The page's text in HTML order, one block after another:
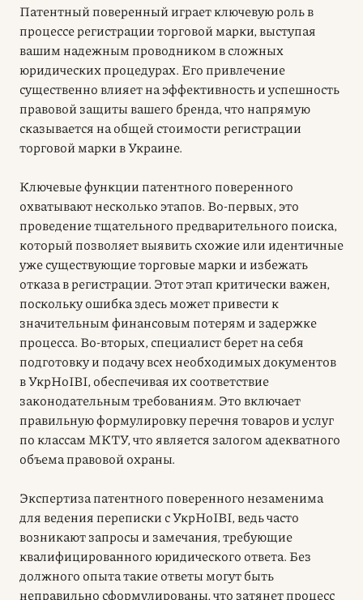
Патентный поверенный играет ключевую роль в
процессе регистрации торговой марки, выступая
вашим надежным проводником в сложных
юридических процедурах. Его привлечение
существенно влияет на эффективность и успешность
правовой защиты вашего бренда, что напрямую
сказывается на общей стоимости регистрации
торговой марки в Украине.
Ключевые функции патентного поверенного
охватывают несколько этапов. Во-первых, это
проведение тщательного предварительного поиска,
который позволяет выявить схожие или идентичные
уже существующие торговые марки и избежать
отказа в регистрации. Этот этап критически важен,
поскольку ошибка здесь может привести к
значительным финансовым потерям и задержке
процесса. Во-вторых, специалист берет на себя
подготовку и подачу всех необходимых документов
в УкрНоІВІ, обеспечивая их соответствие
законодательным требованиям. Это включает
правильную формулировку перечня товаров и услуг
по классам МКТУ, что является залогом адекватного
объема правовой охраны.
Экспертиза патентного поверенного незаменима
для ведения переписки с УкрНоІВІ, ведь часто
возникают запросы и замечания, требующие
квалифицированного юридического ответа. Без
должного опыта такие ответы могут быть
неправильно сформулированы, что затянет процесс